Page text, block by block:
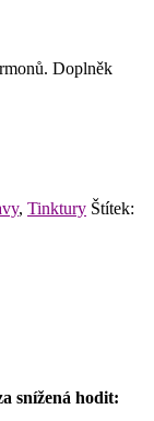
Doplněk
, Tinktury Štítek:
snížená hodit: